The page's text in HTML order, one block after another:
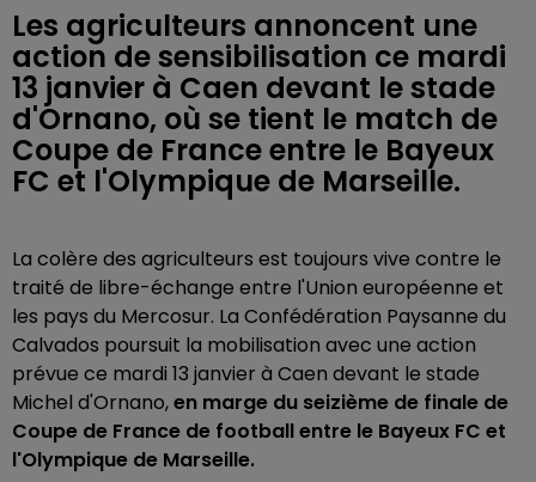
Les agriculteurs annoncent une
action de sensibilisation ce mardi
13 janvier à Caen devant le stade
d'Ornano, où se tient le match de
Coupe de France entre le Bayeux
FC et l'Olympique de Marseille.
La colère des agriculteurs est toujours vive contre le
traité de libre-échange entre l'Union européenne et
les pays du Mercosur. La Confédération Paysanne du
Calvados poursuit la mobilisation avec une action
prévue ce mardi 13 janvier à Caen devant le stade
Michel d'Ornano,en marge du seizième de finale de
Coupe de France de football entre le Bayeux FC et
l'Olympique de Marseille.